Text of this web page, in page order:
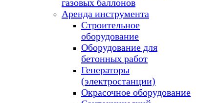
газовых баллонов
Аренда инструмента
Строительное
оборудование
Оборудование для
бетонных работ
Генераторы
(электростанции)
Окрасочное оборудование